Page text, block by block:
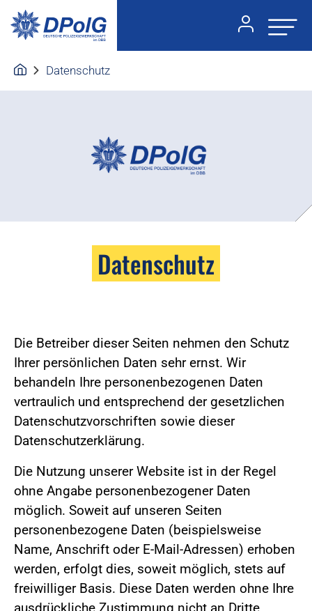
Datenschutz
Datenschutz
Die Betreiber dieser Seiten nehmen den Schutz
Ihrer persönlichen Daten sehr ernst. Wir
behandeln Ihre personenbezogenen Daten
vertraulich und entsprechend der gesetzlichen
Datenschutzvorschriften sowie dieser
Datenschutzerklärung.
Die Nutzung unserer Website ist in der Regel
ohne Angabe personenbezogener Daten
möglich. Soweit auf unseren Seiten
personenbezogene Daten (beispielsweise
Name, Anschrift oder E-Mail-Adressen) erhoben
werden, erfolgt dies, soweit möglich, stets auf
freiwilliger Basis. Diese Daten werden ohne Ihre